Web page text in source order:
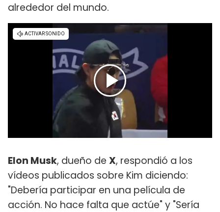
alrededor del mundo.
Elon Musk, dueño de X, respondió a los
vídeos publicados sobre Kim diciendo:
"Debería participar en una película de
acción. No hace falta que actúe" y "Sería